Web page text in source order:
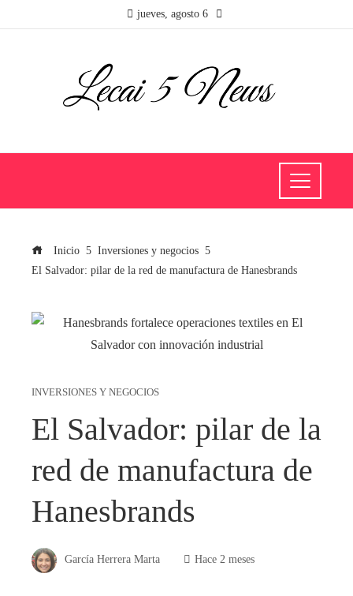
jueves, agosto 6
Inicio
Inversiones y negocios
El Salvador: pilar de la red de manufactura de Hanesbrands
INVERSIONES Y NEGOCIOS
El Salvador: pilar de la
red de manufactura de
Hanesbrands
García Herrera Marta Hace 2 meses